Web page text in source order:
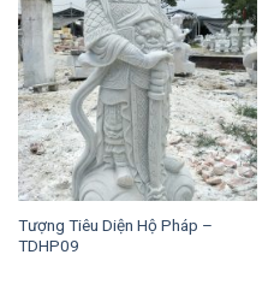
Tượng Tiêu Diện Hộ Pháp –
TDHP09